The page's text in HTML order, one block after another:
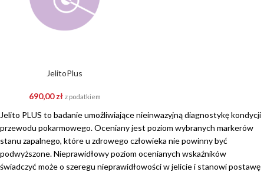
JelitoPlus
690,00zł z podatkiem
Jelito PLUS to badanie umożliwiające nieinwazyjną diagnostykę kondycji
przewodu pokarmowego. Oceniany jest poziom wybranych markerów
stanu zapalnego, które u zdrowego człowieka nie powinny być
podwyższone. Nieprawidłowy poziom ocenianych wskaźników
świadczyć może o szeregu nieprawidłowości w jelicie i stanowi postawę